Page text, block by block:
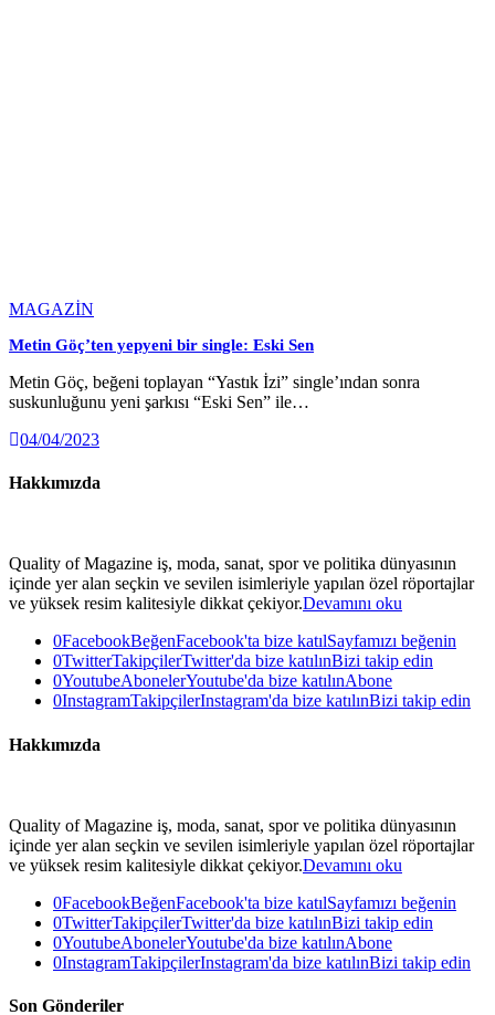
MAGAZİN
Metin Göç’ten yepyeni bir single: Eski Sen
Metin Göç, beğeni toplayan “Yastık İzi” single’ından sonra
suskunluğunu yeni şarkısı “Eski Sen” ile…
04/04/2023
Hakkımızda
Quality of Magazine iş, moda, sanat, spor ve politika dünyasının
içinde yer alan seçkin ve sevilen isimleriyle yapılan özel röportajlar
ve yüksek resim kalitesiyle dikkat çekiyor.Devamını oku
0FacebookBeğenFacebook'ta bize katılSayfamızı beğenin
0TwitterTakipçilerTwitter'da bize katılınBizi takip edin
0YoutubeAbonelerYoutube'da bize katılınAbone
0InstagramTakipçilerInstagram'da bize katılınBizi takip edin
Hakkımızda
Quality of Magazine iş, moda, sanat, spor ve politika dünyasının
içinde yer alan seçkin ve sevilen isimleriyle yapılan özel röportajlar
ve yüksek resim kalitesiyle dikkat çekiyor.Devamını oku
0FacebookBeğenFacebook'ta bize katılSayfamızı beğenin
0TwitterTakipçilerTwitter'da bize katılınBizi takip edin
0YoutubeAbonelerYoutube'da bize katılınAbone
0InstagramTakipçilerInstagram'da bize katılınBizi takip edin
Son Gönderiler